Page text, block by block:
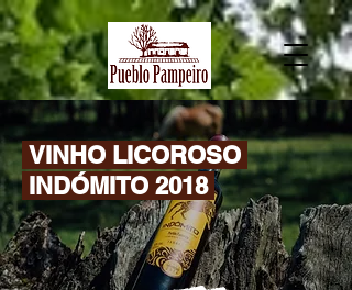
VINHO LICOROSO
INDÓMITO 2018